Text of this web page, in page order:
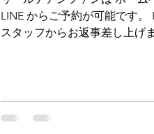
ミルクバス（スタン
LINE からご予約が可能です
スタッフからお返事差し上げ